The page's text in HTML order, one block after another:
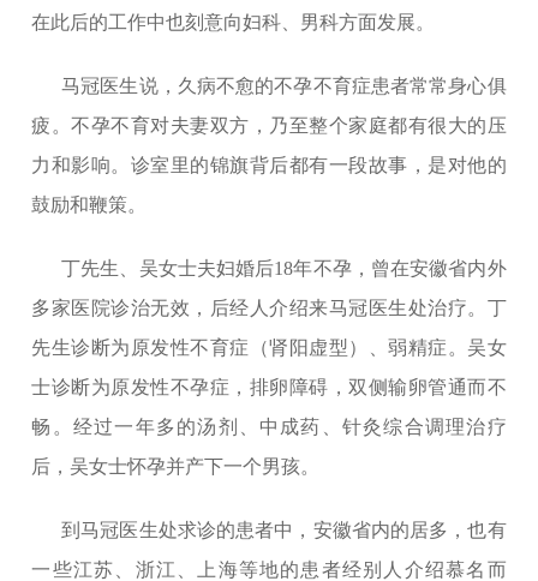
在此后的工作中也刻意向妇科、男科方面发展。
马冠医生说，久病不愈的不孕不育症患者常常身心俱
疲。不孕不育对夫妻双方，乃至整个家庭都有很大的压
力和影响。诊室里的锦旗背后都有一段故事，是对他的
鼓励和鞭策。
丁先生、吴女士夫妇婚后18年不孕，曾在安徽省内外
多家医院诊治无效，后经人介绍来马冠医生处治疗。丁
先生诊断为原发性不育症（肾阳虚型）、弱精症。吴女
士诊断为原发性不孕症，排卵障碍，双侧输卵管通而不
畅。经过一年多的汤剂、中成药、针灸综合调理治疗
后，吴女士怀孕并产下一个男孩。
到马冠医生处求诊的患者中，安徽省内的居多，也有
一些江苏、浙江、上海等地的患者经别人介绍慕名而